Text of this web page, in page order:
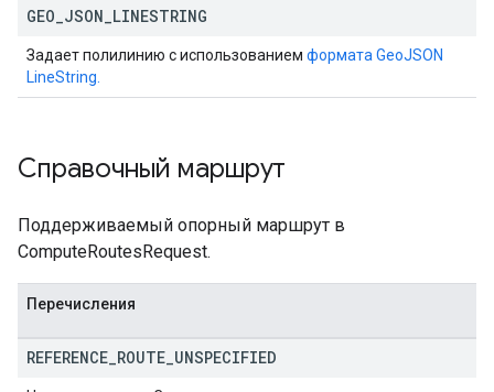
GEO JSON LINESTRING
Задает полилинию с использованием формата GeoJSON
LineString.
Справочный маршрут
Поддерживаемый опорный маршрут в
ComputeRoutesRequest.
Перечисления
REFERENCE ROUTE UNSPECIFIED